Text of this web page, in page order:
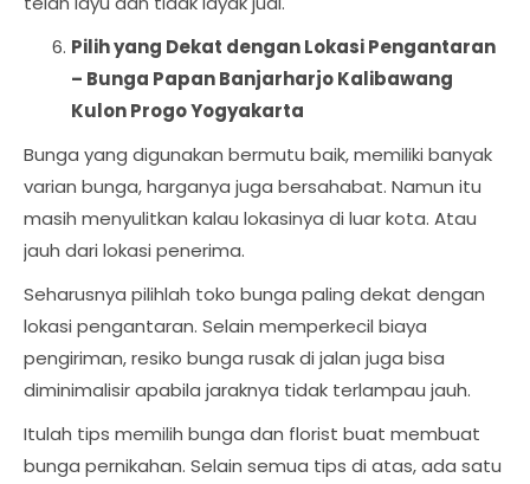
Pilih yang Dekat dengan Lokasi Pengantaran
– Bunga Papan Banjarharjo Kalibawang
Kulon Progo Yogyakarta
Bunga yang digunakan bermutu baik, memiliki banyak
varian bunga, harganya juga bersahabat. Namun itu
masih menyulitkan kalau lokasinya di luar kota. Atau
jauh dari lokasi penerima.
Seharusnya pilihlah toko bunga paling dekat dengan
lokasi pengantaran. Selain memperkecil biaya
pengiriman, resiko bunga rusak di jalan juga bisa
diminimalisir apabila jaraknya tidak terlampau jauh.
Itulah tips memilih bunga dan florist buat membuat
bunga pernikahan. Selain semua tips di atas, ada satu